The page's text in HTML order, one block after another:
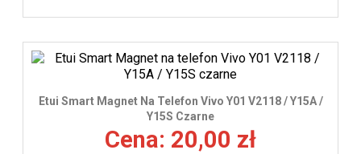
Etui Smart Magnet Na Telefon Vivo Y01 V2118 / Y15A /
Y15S Czarne
Cena: 20,00 zł